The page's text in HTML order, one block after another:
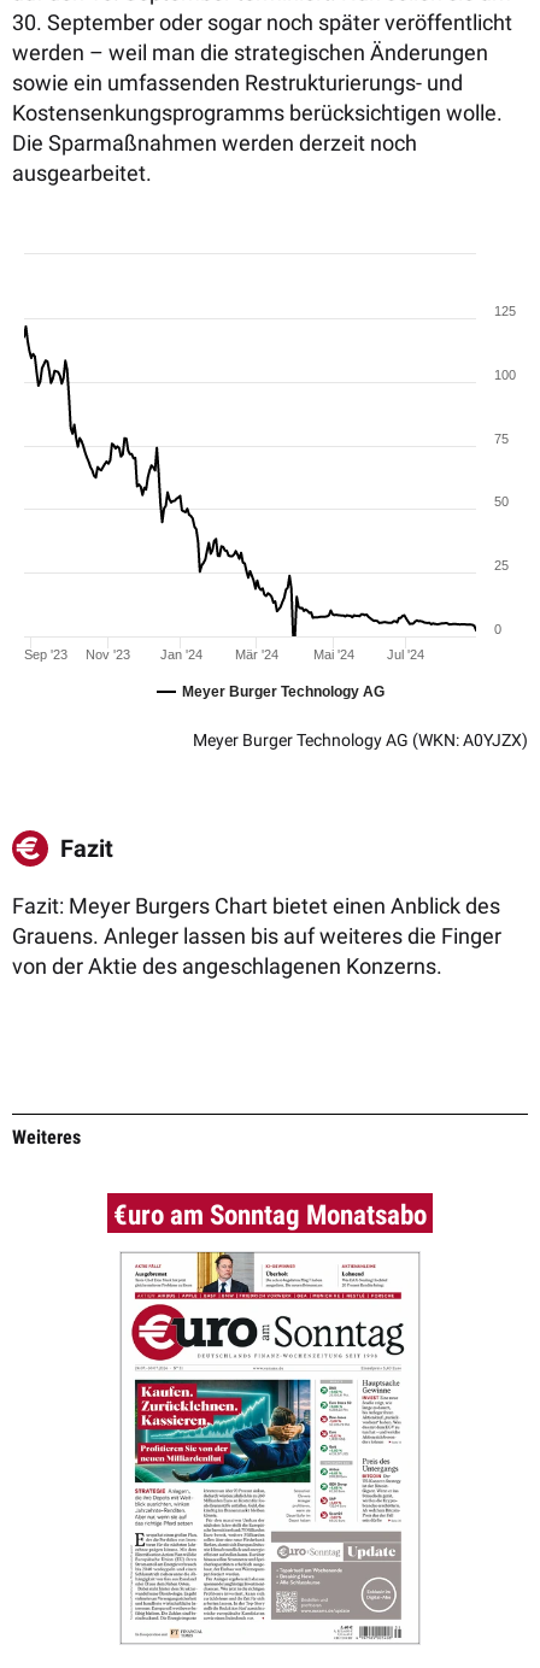
30. September oder sogar noch später veröffentlicht
werden – weil man die strategischen Änderungen
sowie ein umfassenden Restrukturierungs- und
Kostensenkungsprogramms berücksichtigen wolle.
Die Sparmaßnahmen werden derzeit noch
ausgearbeitet.
Meyer Burger Technology AG
Sep '23 Nov '23 Jan '24 Mär '24 Mai '24 Jul '24
0
25
50
75
100
125
Meyer Burger Technology AG (WKN: A0YJZX)
Fazit
Fazit: Meyer Burgers Chart bietet einen Anblick des
Grauens. Anleger lassen bis auf weiteres die Finger
von der Aktie des angeschlagenen Konzerns.
Weiteres
€uro am Sonntag Monatsabo